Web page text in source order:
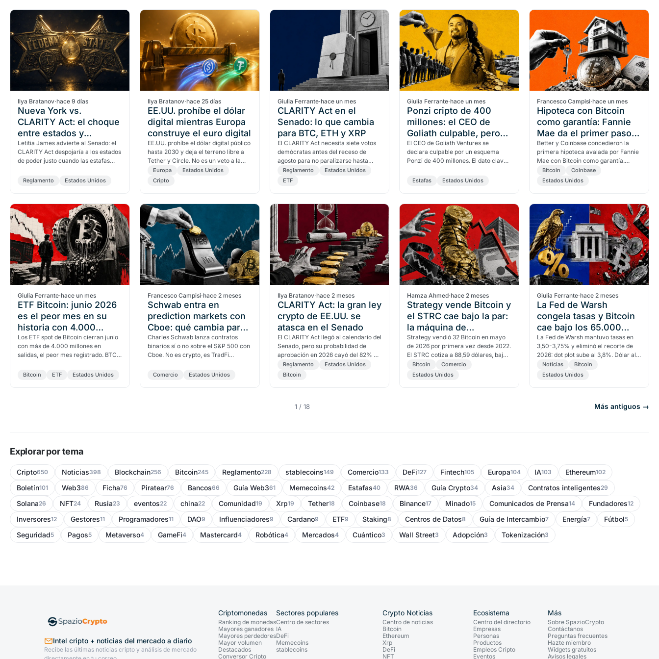
Ilya Bratanov·hace 9 días
Nueva York vs.
CLARITY Act: el choque
entre estados y
gobierno federal
Letitia James advierte al Senado: el
CLARITY Act despojaría a los estados
de poder justo cuando las estafas
pérdidas por…
Reglamento Estados Unidos
Ilya Bratanov·hace 25 días
EE.UU. prohíbe el dólar
digital mientras Europa
construye el euro digital
EE.UU. prohíbe el dólar digital público
hasta 2030 y deja el terreno libre a
Tether y Circle. No es un veto a la
privacidad, es una privatización del
dinero…
Europa
Estados Unidos
Cripto
Giulia Ferrante·hace un mes
CLARITY Act en el
Senado: lo que cambia
para BTC, ETH y XRP
El CLARITY Act necesita siete votos
demócratas antes del receso de
agosto para no paralizarse hasta
2027. En juego: ETF de altcoins y
hasta 8.000 millones en…
Reglamento
Estados Unidos
ETF
Giulia Ferrante·hace un mes
Ponzi cripto de 400
millones: el CEO de
Goliath culpable, pero
solo el 0,3% era cripto
El CEO de Goliath Ventures se
declara culpable por un esquema
Ponzi de 400 millones. El dato clave:
activos cripto reales.
Estafas Estados Unidos
Francesco Campisi·hace un mes
Hipoteca con Bitcoin
como garantía: Fannie
Mae da el primer paso
en EE.UU.
Better y Coinbase concedieron la
primera hipoteca avalada por Fannie
Mae con Bitcoin como garantía.
Cómo funciona, qué cambió en la
FHFA y qué cláusulas hay…
Bitcoin
Coinbase
Estados Unidos
Giulia Ferrante·hace un mes
ETF Bitcoin: junio 2026
es el peor mes en su
historia con 4.000
millones en salidas
Los ETF spot de Bitcoin cierran junio
con más de 4.000 millones en
salidas, el peor mes registrado. BTC
semestre termina…
Bitcoin ETF Estados Unidos
Francesco Campisi·hace 2 meses
Schwab entra en
prediction markets con
Cboe: qué cambia para
Kalshi
Charles Schwab lanza contratos
binarios sí o no sobre el S&P 500 con
Cboe. No es crypto, es TradFi
Polymarket.
Comercio Estados Unidos
Ilya Bratanov·hace 2 meses
CLARITY Act: la gran ley
crypto de EE.UU. se
atasca en el Senado
El CLARITY Act llegó al calendario del
Senado, pero su probabilidad de
aprobación en 2026 cayó del 82% al
47% según Polymarket. Cuatro
obstáculos quedan por…
Reglamento
Estados Unidos
Bitcoin
Hamza Ahmed·hace 2 meses
Strategy vende Bitcoin y
el STRC cae bajo la par:
la máquina de
acumulación cruje
Strategy vendió 32 Bitcoin en mayo
de 2026 por primera vez desde 2022.
El STRC cotiza a 88,59 dólares, bajo
la par, con un yield del 13% y dos
escenarios de…
Bitcoin
Comercio
Estados Unidos
Giulia Ferrante·hace 2 meses
La Fed de Warsh
congela tasas y Bitcoin
cae bajo los 65.000
dólares
La Fed de Warsh mantuvo tasas en
3,50-3,75% y eliminó el recorte de
2026: dot plot sube al 3,8%. Dólar al
alza, Bitcoin apunta a los 60.000
dólares.
Noticias
Bitcoin
Estados Unidos
1 / 18 Más antiguos →
Explorar por tema
Cripto650 Noticias398 Blockchain256 Bitcoin245 Reglamento228 stablecoins149 Comercio133 DeFi127 Fintech105 Europa104 IA103 Ethereum102
Boletín101 Web386 Ficha76 Piratear76 Bancos66 Guía Web361 Memecoins42 Estafas40 RWA36 Guía Crypto34 Asia34 Contratos inteligentes29
Solana26 NFT24 Rusia23 eventos22 china22 Comunidad19 Xrp19 Tether18 Coinbase18 Binance17 Minado15 Comunicados de Prensa14 Fundadores12
Inversores12 Gestores11 Programadores11 DAO9 Influenciadores9 Cardano9 ETF9 Staking8 Centros de Datos8 Guía de Intercambio7 Energía7 Fútbol5
Seguridad5 Pagos5 Metaverso4 GameFi4 Mastercard4 Robótica4 Mercados4 Cuántico3 Wall Street3 Adopción3 Tokenización3
Intel cripto + noticias del mercado a diario
Recibe las últimas noticias cripto y análisis de mercado
Criptomonedas
Ranking de monedas
Mayores ganadores
Mayores perdedores
Mayor volumen
Destacados
Conversor Cripto
Sectores populares
Centro de sectores
IA
DeFi
Memecoins
stablecoins
Crypto Noticias
Centro de noticias
Bitcoin
Ethereum
Xrp
DeFi
NFT
Ecosistema
Centro del directorio
Empresas
Personas
Productos
Empleos Cripto
Eventos
Más
Sobre SpazioCrypto
Contáctanos
Preguntas frecuentes
Hazte miembro
Widgets gratuitos
Avisos legales